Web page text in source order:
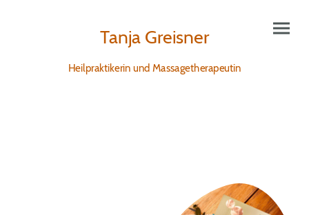
Tanja Greisner
Heilpraktikerin und Massagetherapeutin